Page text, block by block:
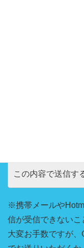
※携帯メールや
信が受信できないこ
大変お手数ですが